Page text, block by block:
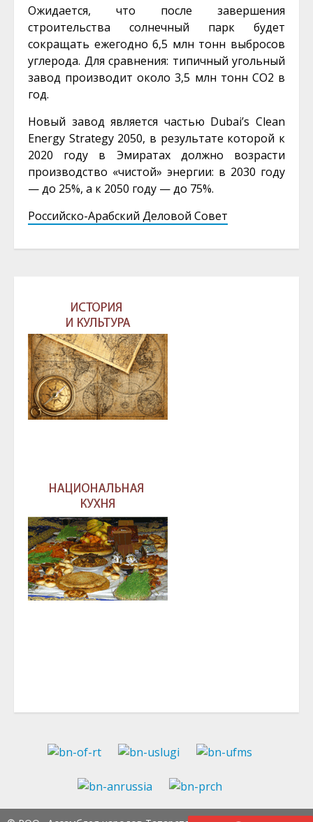
Ожидается, что после завершения
строительства солнечный парк будет
сокращать ежегодно 6,5 млн тонн выбросов
углерода. Для сравнения: типичный угольный
завод производит около 3,5 млн тонн CO2 в
год.
Новый завод является частью Dubai’s Clean
Energy Strategy 2050, в результате которой к
2020 году в Эмиратах должно возрасти
производство «чистой» энергии: в 2030 году
— до 25%, а к 2050 году — до 75%.
Российско-Арабский Деловой Совет